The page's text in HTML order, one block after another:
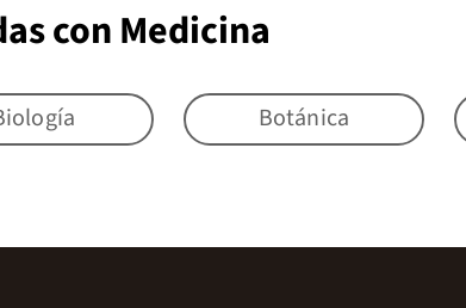
con Medicina
Botánica